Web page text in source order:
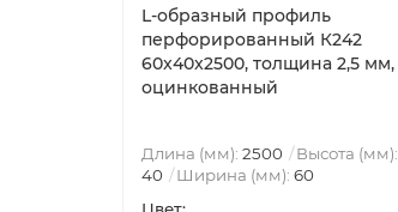
L-образный профиль
перфорированный К242
60x40x2500, толщина 2,5 мм,
оцинкованный
Длина (мм): 2500
Высота (мм):
40
Ширина (мм): 60
Цвет: